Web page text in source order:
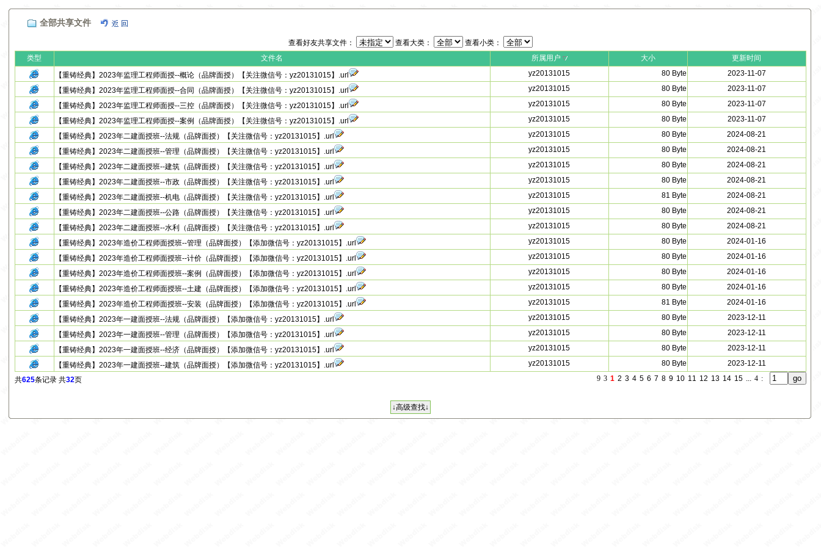
全部共享文件
查看好友共享文件： 查看大类：
查看小类：
类型
文件名 所属用户 大小
更新时间
【重铸经典】2023年监理工程师面授--概论（品牌面授）【关注微信号：yz20131015】.url
yz20131015 80 Byte
2023-11-07
【重铸经典】2023年监理工程师面授--合同（品牌面授）【关注微信号：yz20131015】.url
yz20131015 80 Byte
2023-11-07
【重铸经典】2023年监理工程师面授--三控（品牌面授）【关注微信号：yz20131015】.url
yz20131015 80 Byte
2023-11-07
【重铸经典】2023年监理工程师面授--案例（品牌面授）【关注微信号：yz20131015】.url
yz20131015 80 Byte
2023-11-07
【重铸经典】2023年二建面授班--法规（品牌面授）【关注微信号：yz20131015】.url
yz20131015 80 Byte
2024-08-21
【重铸经典】2023年二建面授班--管理（品牌面授）【关注微信号：yz20131015】.url
yz20131015 80 Byte
2024-08-21
【重铸经典】2023年二建面授班--建筑（品牌面授）【关注微信号：yz20131015】.url
yz20131015 80 Byte
2024-08-21
【重铸经典】2023年二建面授班--市政（品牌面授）【关注微信号：yz20131015】.url
yz20131015 80 Byte
2024-08-21
【重铸经典】2023年二建面授班--机电（品牌面授）【关注微信号：yz20131015】.url
yz20131015 81 Byte
2024-08-21
【重铸经典】2023年二建面授班--公路（品牌面授）【关注微信号：yz20131015】.url
yz20131015 80 Byte
2024-08-21
【重铸经典】2023年二建面授班--水利（品牌面授）【关注微信号：yz20131015】.url
yz20131015 80 Byte
2024-08-21
【重铸经典】2023年造价工程师面授班--管理（品牌面授）【添加微信号：yz20131015】.url
yz20131015 80 Byte
2024-01-16
【重铸经典】2023年造价工程师面授班--计价（品牌面授）【添加微信号：yz20131015】.url
yz20131015 80 Byte
2024-01-16
【重铸经典】2023年造价工程师面授班--案例（品牌面授）【添加微信号：yz20131015】.url
yz20131015 80 Byte
2024-01-16
【重铸经典】2023年造价工程师面授班--土建（品牌面授）【添加微信号：yz20131015】.url
yz20131015 80 Byte
2024-01-16
【重铸经典】2023年造价工程师面授班--安装（品牌面授）【添加微信号：yz20131015】.url
yz20131015 81 Byte
2024-01-16
【重铸经典】2023年一建面授班--法规（品牌面授）【添加微信号：yz20131015】.url
yz20131015 80 Byte
2023-12-11
【重铸经典】2023年一建面授班--管理（品牌面授）【添加微信号：yz20131015】.url
yz20131015 80 Byte
2023-12-11
【重铸经典】2023年一建面授班--经济（品牌面授）【添加微信号：yz20131015】.url
yz20131015 80 Byte
2023-12-11
【重铸经典】2023年一建面授班--建筑（品牌面授）【添加微信号：yz20131015】.url
yz20131015 80 Byte
2023-12-11
共625条记录 共32页 9 3 1 2 3 4 5 6 7 8 9 10 11 12 13 14 15 ... 4 :